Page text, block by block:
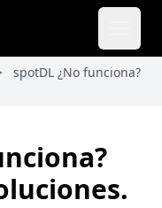
spotDL ¿No funciona?